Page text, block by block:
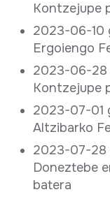
Kontzejupe
2023-06-10
Ergoiengo
2023-06-28
Kontzejupe
2023-07-01
Altzibarko
2023-07-28
Doneztebe
batera